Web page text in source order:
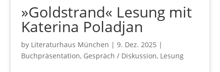
»Goldstrand« Lesung mit
Katerina Poladjan
by Literaturhaus München | 9. Dez. 2025 |
Buchpräsentation, Gespräch / Diskussion, Lesung